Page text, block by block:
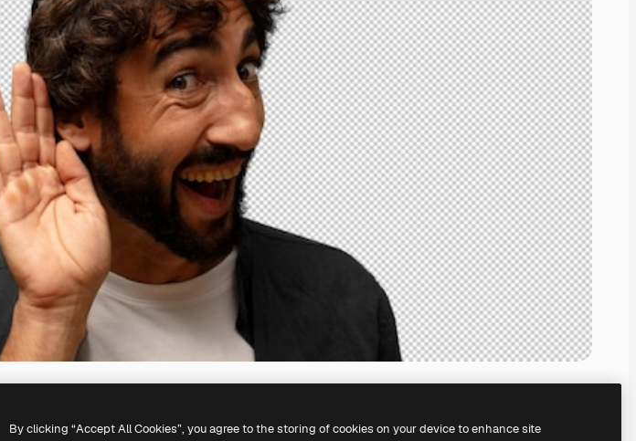
By clicking “Accept All Cookies”, you agree to the storing of cookies on your device to enhance site